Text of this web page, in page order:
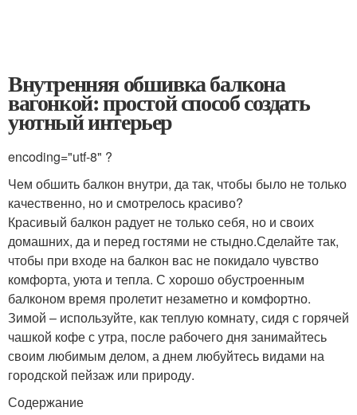
Внутренняя обшивка балкона
вагонкой: простой способ создать
уютный интерьер
encoding="utf-8" ?
Чем обшить балкон внутри, да так, чтобы было не только
качественно, но и смотрелось красиво?
Красивый балкон радует не только себя, но и своих
домашних, да и перед гостями не стыдно.Сделайте так,
чтобы при входе на балкон вас не покидало чувство
комфорта, уюта и тепла. С хорошо обустроенным
балконом время пролетит незаметно и комфортно.
Зимой – используйте, как теплую комнату, сидя с горячей
чашкой кофе с утра, после рабочего дня занимайтесь
своим любимым делом, а днем любуйтесь видами на
городской пейзаж или природу.
Содержание